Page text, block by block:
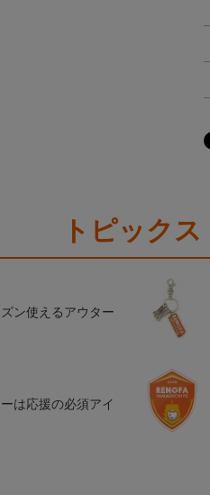
トピックス
ン使えるアウター
は応援の必須アイ